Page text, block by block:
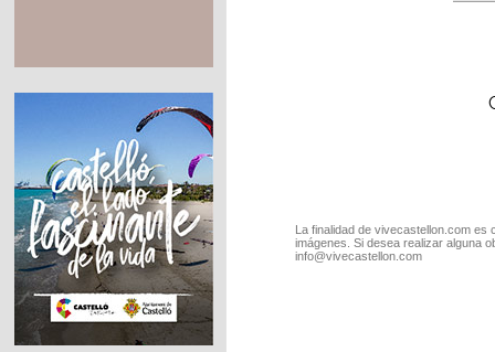
La finalidad de vivecastellon.com
imágenes. Si desea realizar alguna
info@vivecastellon.com